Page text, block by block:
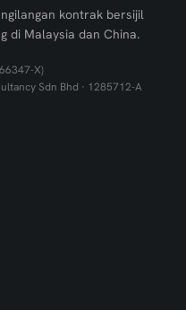
kontrak bersijil
di Malaysia dan China.
X)
Sdn Bhd · 1285712-A